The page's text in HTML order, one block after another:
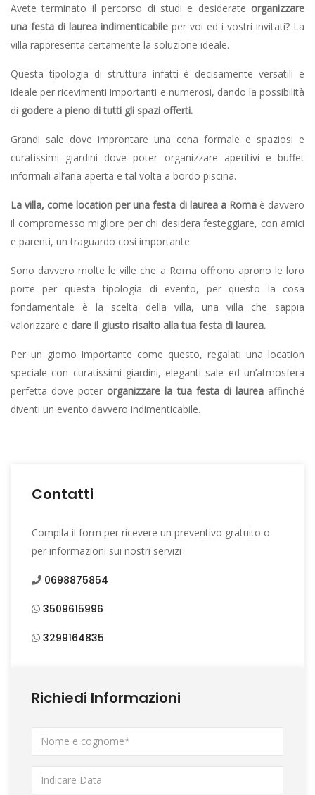
Avete terminato il percorso di studi e desiderate organizzare
una festa di laurea indimenticabile per voi ed i vostri invitati? La
villa rappresenta certamente la soluzione ideale.
Questa tipologia di struttura infatti è decisamente versatili e
ideale per ricevimenti importanti e numerosi, dando la possibilità
di godere a pieno di tutti gli spazi offerti.
Grandi sale dove improntare una cena formale e spaziosi e
curatissimi giardini dove poter organizzare aperitivi e buffet
informali all’aria aperta e tal volta a bordo piscina.
La villa, come location per una festa di laurea a Romaè davvero
il compromesso migliore per chi desidera festeggiare, con amici
e parenti, un traguardo così importante.
Sono davvero molte le ville che a Roma offrono aprono le loro
porte per questa tipologia di evento, per questo la cosa
fondamentale è la scelta della villa, una villa che sappia
valorizzare e dare il giusto risalto alla tua festa di laurea.
Per un giorno importante come questo, regalati una location
speciale con curatissimi giardini, eleganti sale ed un’atmosfera
perfetta dove poter organizzare la tua festa di laureaaffinché
diventi un evento davvero indimenticabile.
Contatti
Compila il form per ricevere un preventivo gratuito o
per informazioni sui nostri servizi
0698875854
3509615996
3299164835
Richiedi Informazioni